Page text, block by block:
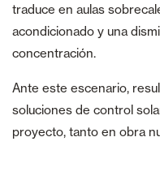
traduce en aulas
acondicionado y una
concentración.
Ante este escenario,
soluciones de control
proyecto, tanto en obra